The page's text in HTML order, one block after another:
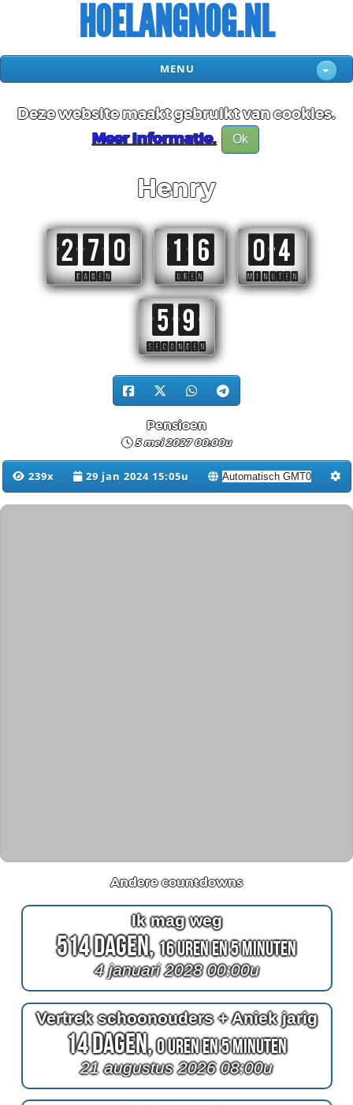
HOELANGNOG.NL
MENU
Deze website maakt gebruikt van cookies.
Meer informatie.
Ok
Henry
270
DAGEN
16
UREN
04
MINUTEN
58
SECONDEN
Pensioen
5 mei 2027 00:00u
239x 29 jan 2024 15:05u
Andere countdowns
Ik mag weg
514 Dagen,16 Uren en 5 Minuten
4 januari 2028 00:00u
Vertrek schoonouders + Aniek jarig
14 Dagen,0 Uren en 5 Minuten
21 augustus 2026 08:00u